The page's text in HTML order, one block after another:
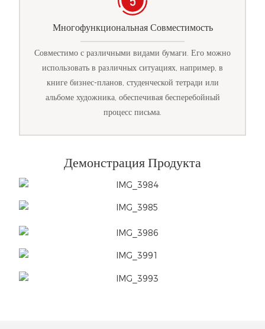
Многофункциональная Совместимость
Совместимо с различными видами бумаги. Его можно
использовать в различных ситуациях, например, в
книге бизнес-планов, студенческой тетради или
альбоме художника, обеспечивая бесперебойный
процесс письма.
Демонстрация Продукта